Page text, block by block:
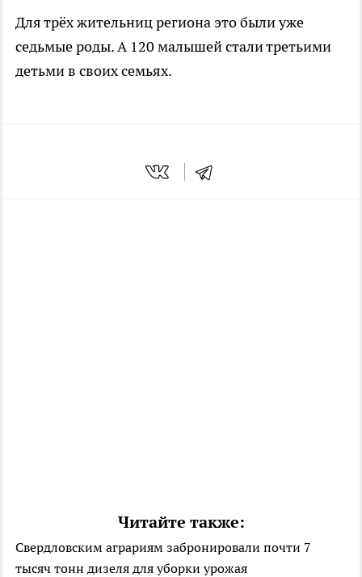
Для трёх жительниц региона это были уже
седьмые роды. А 120 малышей стали третьими
детьми в своих семьях.
Читайте также:
Свердловским аграриям забронировали почти 7
тысяч тонн дизеля для уборки урожая